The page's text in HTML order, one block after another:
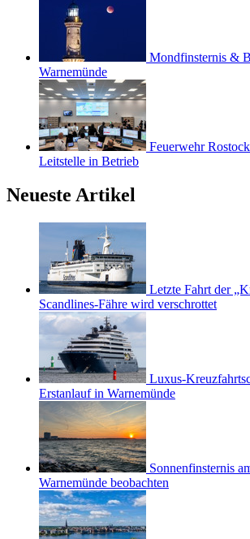
Mondfinsternis &
Warnemünde
Feuerwehr
Leitstelle in Betrieb
Neueste Artikel
Letzte Fahrt der
Scandlines-Fähre wird verschrottet
Luxus-
Erstanlauf in Warnemünde
Sonnenfinsternis
Warnemünde beobachten